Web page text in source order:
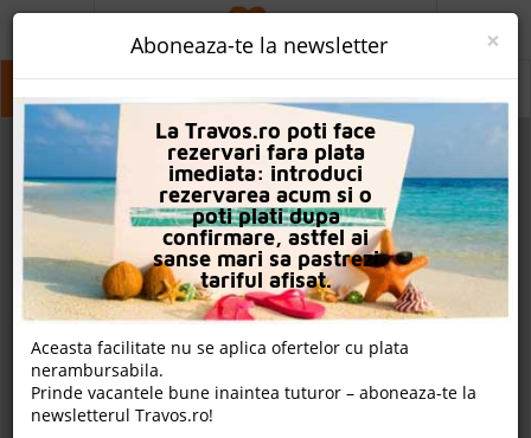
Plaka Litochoro Plaka Litochoro Plaka Litochoro
PROMO
CAUTA REZERVARE
OFERTA PERSONALIZATA
DESPRE NOI
LOGIN
CAZARE
CHARTER AVION
CAZARE + AUTOCAR
×
Aboneaza-te la newsletter
La Travos.ro poti face
rezervari fara plata
imediata: introduci
rezervarea acum si o
poti plati dupa
confirmare, astfel ai
sanse mari sa pastrezi
tariful afisat.
Aceasta facilitate nu se aplica ofertelor cu plata
nerambursabila.
Prinde vacantele bune inaintea tuturor – aboneaza-te la
newsletterul Travos.ro!